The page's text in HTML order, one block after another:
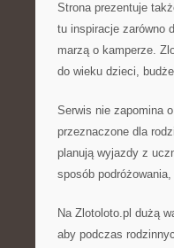
Strona prezentuje
tu inspiracje zarówno
marzą o kamperze.
do wieku dzieci,
Serwis nie zapomina
przeznaczone dla
planują wyjazdy z
sposób
Na Zlotoloto.pl dużą
aby podczas